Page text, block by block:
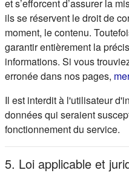
et s’efforcent d’assurer la
ils se réservent le droit de
moment, le contenu.
garantir entièrement la
informations. Si vous
erronée dans nos pages,
Il est interdit à l'utilisateur
données qui seraient
fonctionnement du service.
5. Loi applicable et